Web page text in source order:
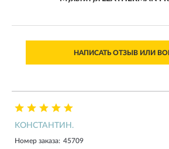
НАПИСАТЬ ОТЗЫВ ИЛИ
KОНСТАНТИН.
Номер заказа: 45709